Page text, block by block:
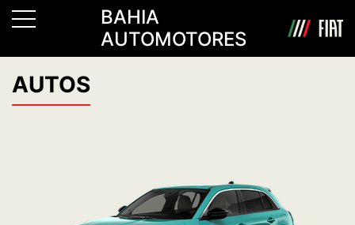
BAHIA
AUTOMOTORES
AUTOS